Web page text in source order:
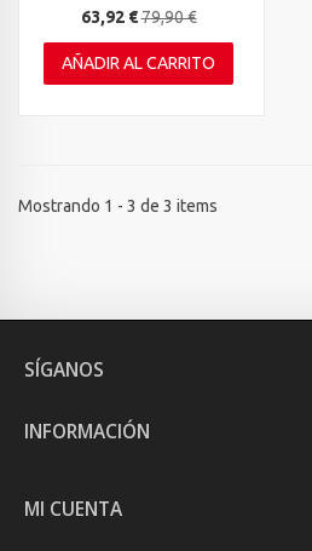
63,92 €79,90 €
AÑADIR AL CARRITO
Mostrando 1 - 3 de 3 items
SÍGANOS
INFORMACIÓN
MI CUENTA